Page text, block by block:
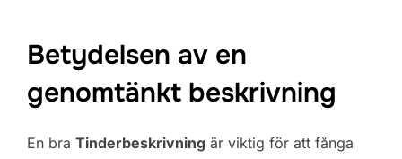
Betydelsen av en
genomtänkt beskrivning
En bra Tinderbeskrivning är viktig för att fånga